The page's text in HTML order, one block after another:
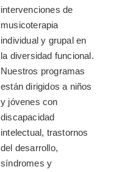
intervenciones de
musicoterapia
individual y grupal en
la diversidad funcional.
Nuestros programas
están dirigidos a niños
y jóvenes con
discapacidad
intelectual, trastornos
del desarrollo,
síndromes y